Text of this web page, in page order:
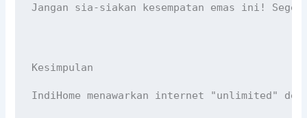
Jangan sia-siakan kesempatan emas ini!
Kesimpulan
IndiHome menawarkan internet "unlimited"